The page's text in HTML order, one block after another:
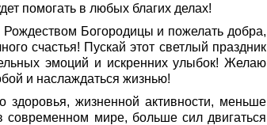
помогать в любых благих делах!
Богородицы и пожелать добра,
счастья! Пускай этот светлый праздник
эмоций и искренних улыбок! Желаю
и наслаждаться жизнью!
здоровья, жизненной активности, меньше
современном мире, больше сил двигаться